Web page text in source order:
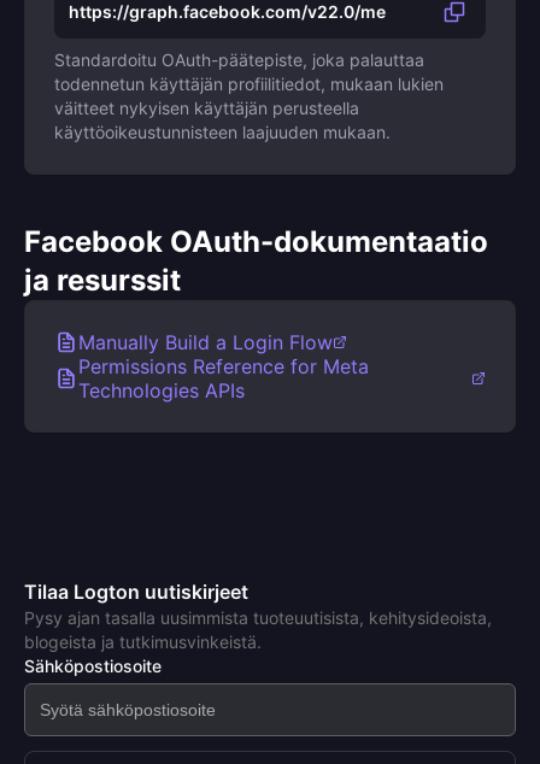
https://graph.facebook.com/v22.0/me
Standardoitu OAuth-päätepiste, joka palauttaa
todennetun käyttäjän profiilitiedot, mukaan lukien
väitteet nykyisen käyttäjän perusteella
käyttöoikeustunnisteen laajuuden mukaan.
Facebook OAuth-dokumentaatio
ja resurssit
Manually Build a Login Flow
Permissions Reference for Meta
Technologies APIs
Tilaa Logton uutiskirjeet
Pysy ajan tasalla uusimmista tuoteuutisista, kehitysideoista,
blogeista ja tutkimusvinkeistä.
Sähköpostiosoite